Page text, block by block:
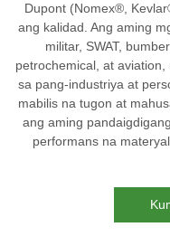
Dupont (Nomex®,
ang kalidad. Ang aming
militar, SWAT,
petrochemical, at
sa pang-industriya at
mabilis na tugon at
ang aming
performans na